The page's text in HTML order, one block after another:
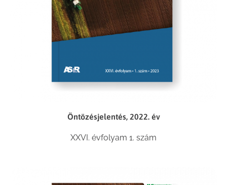
Öntözésjelentés, 2022. év
XXVI. évfolyam 1. szám